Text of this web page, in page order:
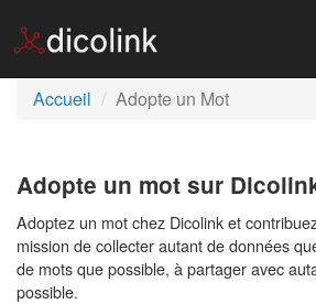
Accueil
Adopte un Mot
Adopte un mot sur
Adoptez un mot chez Dicolink et
mission de collecter autant de données
de mots que possible, à partager avec
possible.